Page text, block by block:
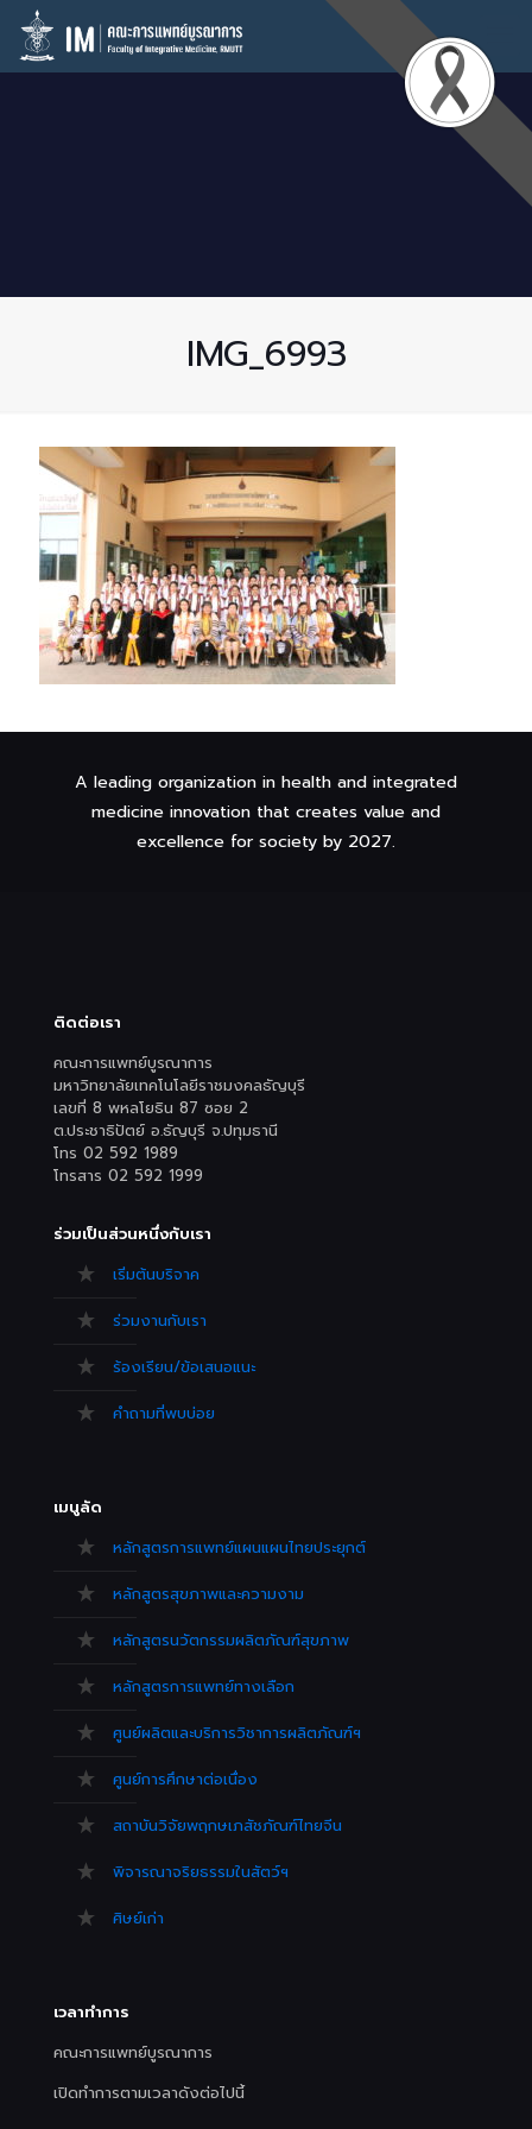
IMG_6993
A leading organization in health and integrated
medicine innovation that creates value and
excellence for society by 2027.
ติดต่อเรา
คณะการแพทย์บูรณาการ
มหาวิทยาลัยเทคโนโลยีราชมงคลธัญบุรี
เลขที่ 8 พหลโยธิน 87 ซอย 2
ต.ประชาธิปัตย์ อ.ธัญบุรี จ.ปทุมธานี
โทร 02 592 1989
โทรสาร 02 592 1999
ร่วมเป็นส่วนหนึ่งกับเรา
เริ่มต้นบริจาค
ร่วมงานกับเรา
ร้องเรียน/ข้อเสนอแนะ
คำถามที่พบบ่อย
เมนูลัด
หลักสูตรการแพทย์แผนแผนไทยประยุกต์
หลักสูตรสุขภาพและความงาม
หลักสูตรนวัตกรรมผลิตภัณฑ์สุขภาพ
หลักสูตรการแพทย์ทางเลือก
ศูนย์ผลิตและบริการวิชาการผลิตภัณฑ์ฯ
ศูนย์การศึกษาต่อเนื่อง
สถาบันวิจัยพฤกษเภสัชภัณฑ์ไทยจีน
พิจารณาจริยธรรมในสัตว์ฯ
ศิษย์เก่า
เวลาทำการ
คณะการแพทย์บูรณาการ
เปิดทำการตามเวลาดังต่อไปนี้